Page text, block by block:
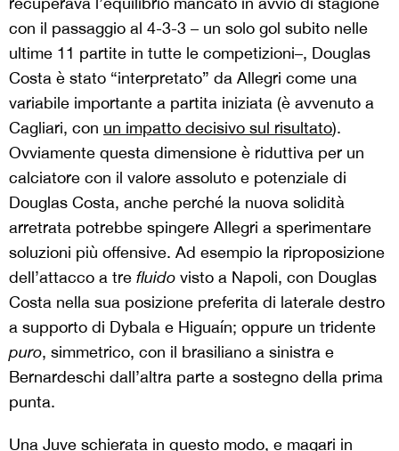
con il passaggio al 4-3-3 – un solo gol subito nelle
ultime 11 partite in tutte le competizioni–, Douglas
Costa è stato “interpretato” da Allegri come una
variabile importante a partita iniziata (è avvenuto a
Cagliari, con un impatto decisivo sul risultato).
Ovviamente questa dimensione è riduttiva per un
calciatore con il valore assoluto e potenziale di
Douglas Costa, anche perché la nuova solidità
arretrata potrebbe spingere Allegri a sperimentare
soluzioni più offensive. Ad esempio la riproposizione
dell’attacco a tre fluido visto a Napoli, con Douglas
Costa nella sua posizione preferita di laterale destro
a supporto di Dybala e Higuaín; oppure un tridente
puro, simmetrico, con il brasiliano a sinistra e
Bernardeschi dall’altra parte a sostegno della prima
punta.
Una Juve schierata in questo modo, e magari in